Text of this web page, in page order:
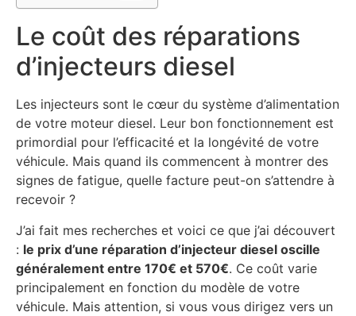
Le coût des réparations
d’injecteurs diesel
Les injecteurs sont le cœur du système d’alimentation
de votre moteur diesel. Leur bon fonctionnement est
primordial pour l’efficacité et la longévité de votre
véhicule. Mais quand ils commencent à montrer des
signes de fatigue, quelle facture peut-on s’attendre à
recevoir ?
J’ai fait mes recherches et voici ce que j’ai découvert
: le prix d’une réparation d’injecteur diesel oscille
généralement entre 170€ et 570€. Ce coût varie
principalement en fonction du modèle de votre
véhicule. Mais attention, si vous vous dirigez vers un